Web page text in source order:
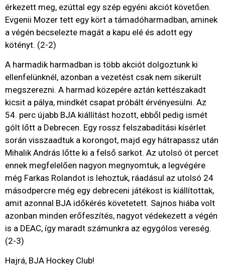
érkezett meg, ezúttal egy szép egyéni akciót követően.
Evgenii Mozer tett egy kört a támadóharmadban, aminek
a végén becselezte magát a kapu elé és adott egy
kötényt. (2-2)
A harmadik harmadban is több akciót dolgoztunk ki
ellenfelünknél, azonban a vezetést csak nem sikerült
megszerezni. A harmad közepére aztán kettészakadt
kicsit a pálya, mindkét csapat próbált érvényesülni. Az
54. perc újabb BJA kiállítást hozott, ebből pedig ismét
gólt lőtt a Debrecen. Egy rossz felszabadítási kísérlet
során visszaadtuk a korongot, majd egy hátrapassz után
Mihalik András lőtte ki a felső sarkot. Az utolsó öt percet
ennek megfelelően nagyon megnyomtuk, a legvégére
még Farkas Rolandot is lehoztuk, ráadásul az utolsó 24
másodpercre még egy debreceni játékost is kiállítottak,
amit azonnal BJA időkérés követetett. Sajnos hiába volt
azonban minden erőfeszítés, nagyot védekezett a végén
is a DEAC, így maradt számunkra az egygólos vereség.
(2-3)
Hajrá, BJA Hockey Club!